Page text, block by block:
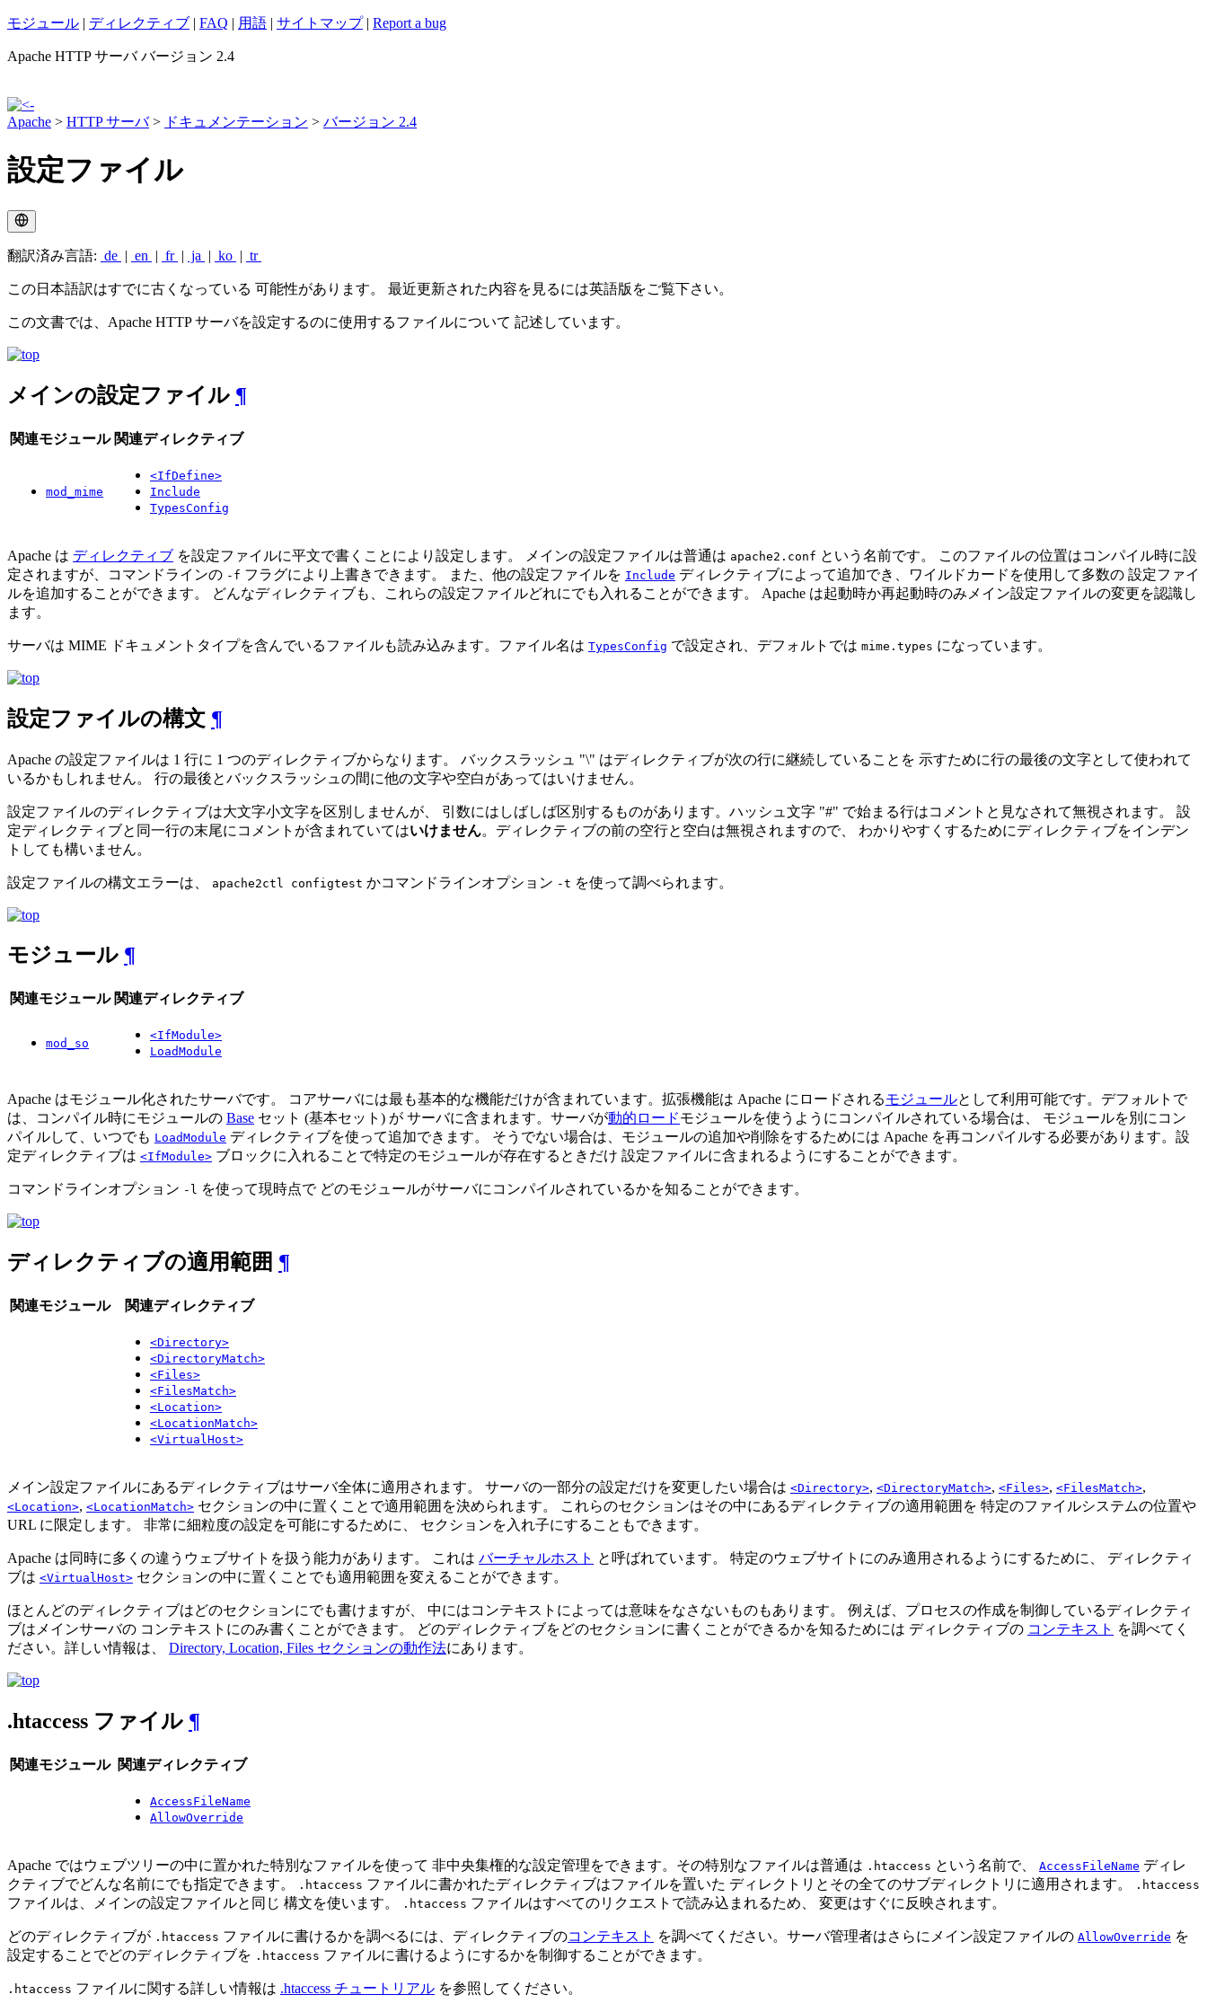
モジュール | ディレクティブ | FAQ | 用語 | サイトマップ| Report a bug
Apache HTTP サーバ バージョン 2.4
Apache > HTTP サーバ> ドキュメンテーション > バージョン 2.4
設定ファイル
翻訳済み言語: de | en | fr | ja | ko | tr
この日本語訳はすでに古くなっている 可能性があります。 最近更新された内容を見るには英語版をご覧下さい。
この文書では、Apache HTTP サーバを設定するのに使用するファイルについて 記述しています。
メインの設定ファイル ¶
関連モジュール 関連ディレクティブ
mod_mime
<IfDefine>
Include
TypesConfig
Apache は ディレクティブ を設定ファイルに平文で書くことにより設定します。 メインの設定ファイルは普通は apache2.conf という名前です。 このファイルの位置はコンパイル時に設
定されますが、コマンドラインの -f フラグにより上書きできます。 また、他の設定ファイルを Include ディレクティブによって追加でき、ワイルドカードを使用して多数の 設定ファイ
ルを追加することができます。 どんなディレクティブも、これらの設定ファイルどれにでも入れることができます。 Apache は起動時か再起動時のみメイン設定ファイルの変更を認識し
ます。
サーバは MIME ドキュメントタイプを含んでいるファイルも読み込みます。ファイル名は TypesConfig で設定され、デフォルトでは mime.types になっています。
設定ファイルの構文 ¶
Apache の設定ファイルは 1 行に 1 つのディレクティブからなります。 バックスラッシュ "\" はディレクティブが次の行に継続していることを 示すために行の最後の文字として使われて
いるかもしれません。 行の最後とバックスラッシュの間に他の文字や空白があってはいけません。
設定ファイルのディレクティブは大文字小文字を区別しませんが、 引数にはしばしば区別するものがあります。ハッシュ文字 "#" で始まる行はコメントと見なされて無視されます。 設
定ディレクティブと同一行の末尾にコメントが含まれていてはいけません。ディレクティブの前の空行と空白は無視されますので、 わかりやすくするためにディレクティブをインデン
トしても構いません。
設定ファイルの構文エラーは、 apache2ctl configtest かコマンドラインオプション -t を使って調べられます。
モジュール ¶
関連モジュール 関連ディレクティブ
mod_so
<IfModule>
LoadModule
Apache はモジュール化されたサーバです。 コアサーバには最も基本的な機能だけが含まれています。拡張機能は Apache にロードされるモジュールとして利用可能です。デフォルトで
は、コンパイル時にモジュールの Base セット (基本セット) が サーバに含まれます。サーバが動的ロードモジュールを使うようにコンパイルされている場合は、 モジュールを別にコン
パイルして、いつでも LoadModule ディレクティブを使って追加できます。 そうでない場合は、モジュールの追加や削除をするためには Apache を再コンパイルする必要があります。設
定ディレクティブは <IfModule> ブロックに入れることで特定のモジュールが存在するときだけ 設定ファイルに含まれるようにすることができます。
コマンドラインオプション -l を使って現時点で どのモジュールがサーバにコンパイルされているかを知ることができます。
ディレクティブの適用範囲 ¶
関連モジュール 関連ディレクティブ
<Directory>
<DirectoryMatch>
<Files>
<FilesMatch>
<Location>
<LocationMatch>
<VirtualHost>
メイン設定ファイルにあるディレクティブはサーバ全体に適用されます。 サーバの一部分の設定だけを変更したい場合は <Directory>, <DirectoryMatch>, <Files>, <FilesMatch>,
<Location>, <LocationMatch> セクションの中に置くことで適用範囲を決められます。 これらのセクションはその中にあるディレクティブの適用範囲を 特定のファイルシステムの位置や
URL に限定します。 非常に細粒度の設定を可能にするために、 セクションを入れ子にすることもできます。
Apache は同時に多くの違うウェブサイトを扱う能力があります。 これは バーチャルホスト と呼ばれています。 特定のウェブサイトにのみ適用されるようにするために、 ディレクティ
ブは <VirtualHost> セクションの中に置くことでも適用範囲を変えることができます。
ほとんどのディレクティブはどのセクションにでも書けますが、 中にはコンテキストによっては意味をなさないものもあります。 例えば、プロセスの作成を制御しているディレクティ
ブはメインサーバの コンテキストにのみ書くことができます。 どのディレクティブをどのセクションに書くことができるかを知るためには ディレクティブの コンテキスト を調べてく
ださい。詳しい情報は、 Directory, Location, Files セクションの動作法にあります。
.htaccess ファイル ¶
関連モジュール 関連ディレクティブ
AccessFileName
AllowOverride
Apache ではウェブツリーの中に置かれた特別なファイルを使って 非中央集権的な設定管理をできます。その特別なファイルは普通は .htaccess という名前で、 AccessFileName ディレ
クティブでどんな名前にでも指定できます。
.htaccess ファイルに書かれたディレクティブはファイルを置いた ディレクトリとその全てのサブディレクトリに適用されます。 .htaccess
ファイルは、メインの設定ファイルと同じ 構文を使います。 .htaccess ファイルはすべてのリクエストで読み込まれるため、 変更はすぐに反映されます。
どのディレクティブが .htaccess ファイルに書けるかを調べるには、ディレクティブのコンテキスト を調べてください。サーバ管理者はさらにメイン設定ファイルの AllowOverride を
設定することでどのディレクティブを .htaccess ファイルに書けるようにするかを制御することができます。
.htaccess ファイルに関する詳しい情報は .htaccess チュートリアル を参照してください。